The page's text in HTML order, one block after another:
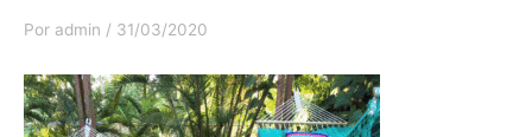
Por admin / 31/03/2020